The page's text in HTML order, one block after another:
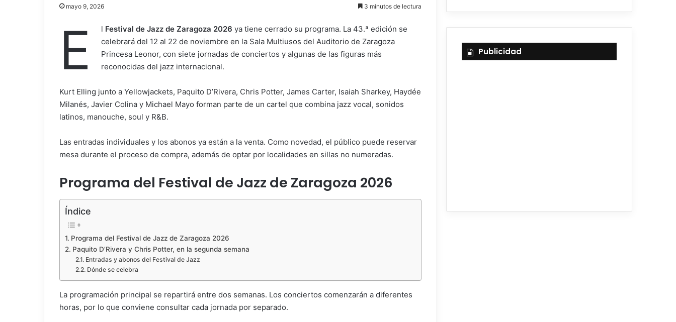
mayo 9, 2026 3 minutos de lectura
E l Festival de Jazz de Zaragoza 2026 ya tiene cerrado su programa. La 43.ª edición se
celebrará del 12 al 22 de noviembre en la Sala Multiusos del Auditorio de Zaragoza
Princesa Leonor, con siete jornadas de conciertos y algunas de las figuras más
reconocidas del jazz internacional.
Kurt Elling junto a Yellowjackets, Paquito D’Rivera, Chris Potter, James Carter, Isaiah Sharkey, Haydée
Milanés, Javier Colina y Michael Mayo forman parte de un cartel que combina jazz vocal, sonidos
latinos, manouche, soul y R&B.
Las entradas individuales y los abonos ya están a la venta. Como novedad, el público puede reservar
mesa durante el proceso de compra, además de optar por localidades en sillas no numeradas.
Programa del Festival de Jazz de Zaragoza 2026
Índice
Programa del Festival de Jazz de Zaragoza 2026
Paquito D’Rivera y Chris Potter, en la segunda semana
Entradas y abonos del Festival de Jazz
Dónde se celebra
La programación principal se repartirá entre dos semanas. Los conciertos comenzarán a diferentes
horas, por lo que conviene consultar cada jornada por separado.
Publicidad